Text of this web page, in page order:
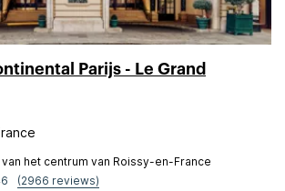
Parijs - Le Grand
van het centrum van Roissy-en-France
(2966 reviews)